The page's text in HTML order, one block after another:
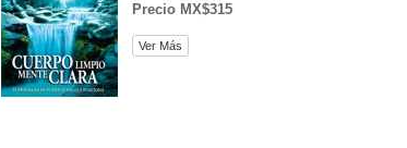
Los Fundamentos de la Organización
Los Fundamentos de las Relaciones
Públicas
Precio MX$315
Ver Más